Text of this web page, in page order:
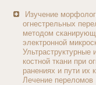
Изучение
огнестрельных
методом
электронной
Ультраструктурные
костной ткани при
ранениях и пути их
Лечение переломов